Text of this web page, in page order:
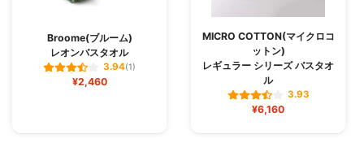
Broome(ブルーム)
レオンバスタオル
3.94(1)
¥2,460
MICRO COTTON(マイクロコ
ットン)
レギュラー シリーズ バスタオ
ル
3.93
¥6,160